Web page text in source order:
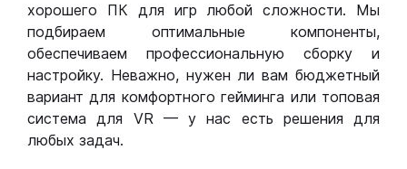
хорошего ПК для игр любой сложности. Мы
подбираем оптимальные компоненты,
обеспечиваем профессиональную сборку и
настройку. Неважно, нужен ли вам бюджетный
вариант для комфортного гейминга или топовая
система для VR — у нас есть решения для
любых задач.